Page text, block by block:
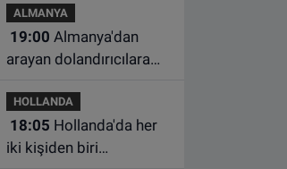
çalışma yasağı
ALMANYA
19:00
arayan dolandırıcılara
HOLLANDA
18:05
iki kişiden biri